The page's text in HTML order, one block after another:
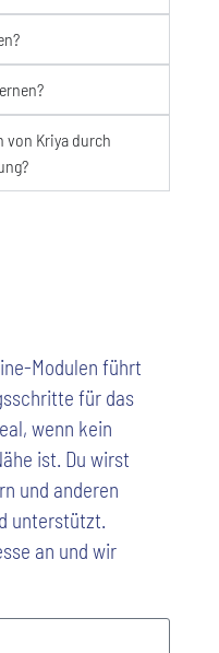
von Kriya durch
Modulen führt
für das
wenn kein
ist. Du wirst
und anderen
unterstützt.
an und wir